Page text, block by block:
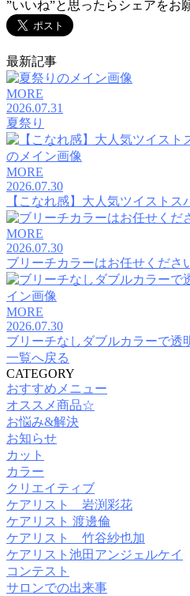
”いいね”と思ったらシェアをお
最新記事
MORE
2026.07.31
夏祭り
MORE
2026.07.30
【こなれ感】大人気ツイスト
MORE
2026.07.30
ブリーチカラーはお任せくださ
MORE
2026.07.30
ブリーチなしダブルカラーで透
一覧へ戻る
CATEGORY
おすすめメニュー
オススメ商品☆
お悩み&解決
お知らせ
カット
カラー
クリエイティブ
ケアリスト 岩渕彩花
ケアリスト 渡邊倫
ケアリスト 竹谷紗也加
ケアリスト池田アンジェルケイ
コンテスト
サロンでの出来事